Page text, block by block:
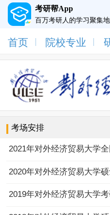
考研帮App
百万考研人的学习聚集地
首页 院校专业
考场安排
2019年对外经济贸易大学